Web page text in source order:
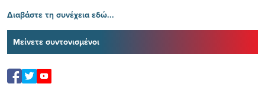
Διαβάστε τη συνέχεια εδώ...
Μείνετε συντονισμένοι